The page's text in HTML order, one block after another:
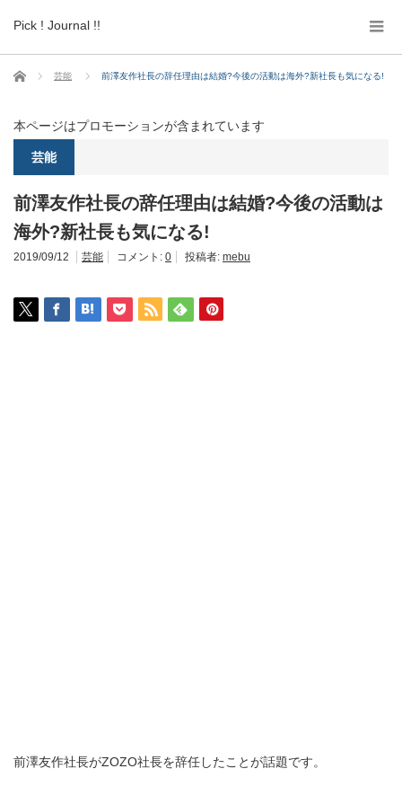
Pick ! Journal !!
ホーム 芸能 前澤友作社長の辞任理由は結婚?今後の活動は海外?新社長も気になる!
本ページはプロモーションが含まれています
芸能
前澤友作社長の辞任理由は結婚?今後の活動は
海外?新社長も気になる!
2019/09/12 芸能 コメント: 0 投稿者: mebu
前澤友作社長がZOZO社長を辞任したことが話題です。